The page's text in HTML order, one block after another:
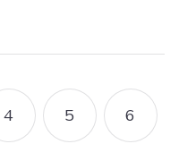
PAGE
4 PAGE
5 PAGE
6